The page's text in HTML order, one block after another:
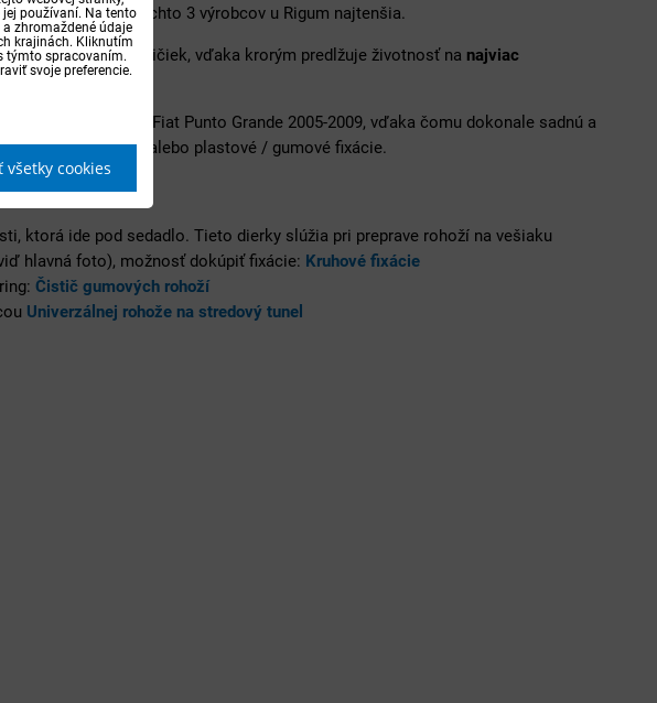
len guma je z týchto 3 výrobcov u Rigum najtenšia.
zosíleniev tvare slzičiek, vďaka krorým predlžuje životnosť na najviac
podľa podlahy auta Fiat Punto Grande 2005-2009, vďaka čomu dokonale sadnú a
k podlahe alebo plastové / gumové fixácie.
ktorá ide pod sedadlo. Tieto dierky slúžia pri preprave rohoží na vešiaku
hlavná foto), možnosť dokúpiť fixácie: Kruhové fixácie
Čistič gumových rohoží
Univerzálnej rohože na stredový tunel
používaní. Na tento
zhromaždené údaje
krajinách. Kliknutím
týmto spracovaním.
svoje preferencie.
všetky cookies